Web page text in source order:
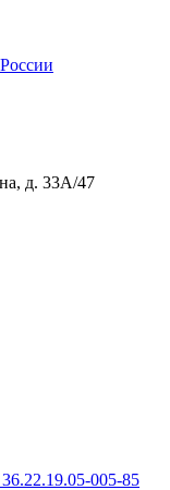
д. 33А/47
005-85